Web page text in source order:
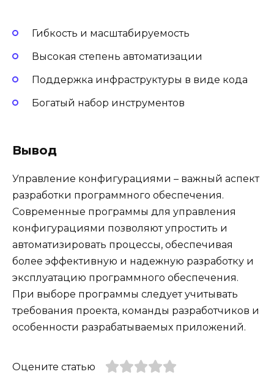
Гибкость и масштабируемость
Высокая степень автоматизации
Поддержка инфраструктуры в виде кода
Богатый набор инструментов
Вывод
Управление конфигурациями – важный аспект
разработки программного обеспечения.
Современные программы для управления
конфигурациями позволяют упростить и
автоматизировать процессы, обеспечивая
более эффективную и надежную разработку и
эксплуатацию программного обеспечения.
При выборе программы следует учитывать
требования проекта, команды разработчиков и
особенности разрабатываемых приложений.
Оцените статью